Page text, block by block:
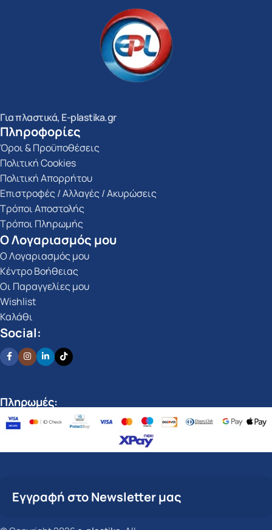
Για πλαστικά, E-plastika.gr
Πληροφορίες
Όροι & Προϋποθέσεις
Πολιτική Cookies
Πολιτική Απορρήτου
Επιστροφές / Αλλαγές / Ακυρώσεις
Τρόποι Αποστολής
Τρόποι Πληρωμής
Ο Λογαριασμός μου
Ο Λογαριασμός μου
Κέντρο Βοήθειας
Οι Παραγγελίες μου
Wishlist
Καλάθι
Social:
Πληρωμές:
Εγγραφή στο Newsletter μας